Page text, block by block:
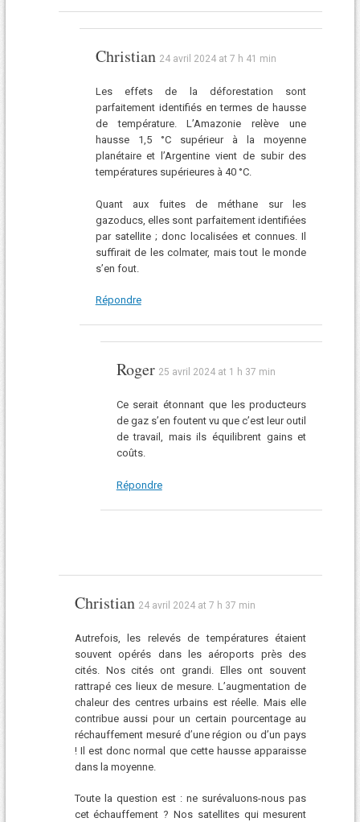
Christian 24 avril 2024 at 7 h 41 min
Les effets de la déforestation sont
parfaitement identifiés en termes de hausse
de température. L’Amazonie relève une
hausse 1,5 °C supérieur à la moyenne
planétaire et l’Argentine vient de subir des
températures supérieures à 40 °C.
Quant aux fuites de méthane sur les
gazoducs, elles sont parfaitement identifiées
par satellite ; donc localisées et connues. Il
suffirait de les colmater, mais tout le monde
s’en fout.
Répondre
Roger 25 avril 2024 at 1 h 37 min
Ce serait étonnant que les producteurs
de gaz s’en foutent vu que c’est leur outil
de travail, mais ils équilibrent gains et
coûts.
Répondre
Christian 24 avril 2024 at 7 h 37 min
Autrefois, les relevés de températures étaient
souvent opérés dans les aéroports près des
cités. Nos cités ont grandi. Elles ont souvent
rattrapé ces lieux de mesure. L’augmentation de
chaleur des centres urbains est réelle. Mais elle
contribue aussi pour un certain pourcentage au
réchauffement mesuré d’une région ou d’un pays
! Il est donc normal que cette hausse apparaisse
dans la moyenne.
Toute la question est : ne surévaluons-nous pas
cet échauffement ? Nos satellites qui mesurent